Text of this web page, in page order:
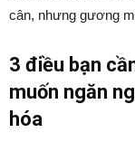
cân, nhưng gương
3 điều bạn
muốn ngăn
hóa